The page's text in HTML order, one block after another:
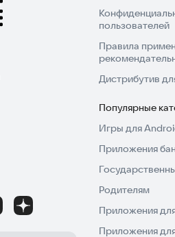
пользователей
Правила
Дистрибутив
Популярные
Игры для
Приложения
Родителям
Приложения
Приложения